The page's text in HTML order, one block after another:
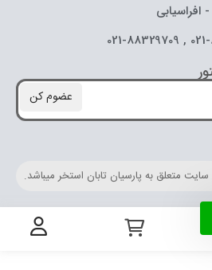
عضوم کن
متعلق به پارسیان تابان استخر میباشد.